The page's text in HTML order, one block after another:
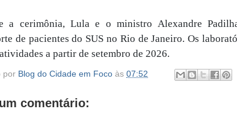
a cerimônia, Lula e o ministro Alexandre
de pacientes do SUS no Rio de Janeiro. Os
a partir de setembro de 2026.
por Blog do Cidade em Foco às 07:52
comentário: